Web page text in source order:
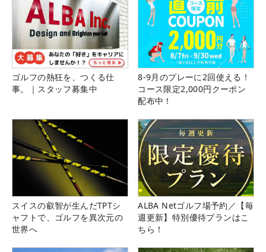
ゴルフの熱狂を、つくる仕
事。｜スタッフ募集中
8-9月のプレーに2回使える！
コース限定2,000円クーポン
配布中！
スイスの叡智が生んだTPTシ
ャフトで、ゴルフを異次元の
世界へ
ALBA Netゴルフ場予約／【毎
週更新】特別優待プランはこ
ちら！